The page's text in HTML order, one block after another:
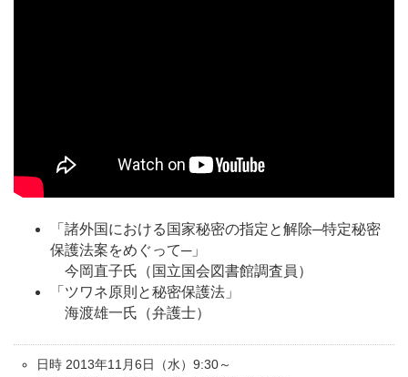
「諸外国における国家秘密の指定と解除─特定秘密
保護法案をめぐって─」
今岡直子氏（国立国会図書館調査員）
「ツワネ原則と秘密保護法」
海渡雄一氏（弁護士）
日時 2013年11月6日（水）9:30～